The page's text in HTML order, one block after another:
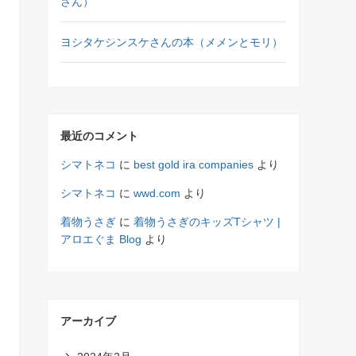
ヨシタケシンスケさんの本（メメンとモリ）
最近のコメント
シマトネコ に best gold ira companies より
シマトネコ に wwd.com より
着物うさぎ に 着物うさぎのキッズTシャツ |
アロエぐま Blog より
アーカイブ